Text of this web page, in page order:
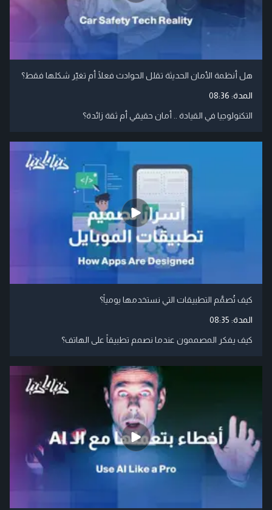
هل أنظمة الأمان الحديثة تقلل الحوادث فعلًا أم تغيّر شكلها فقط؟
المدة: 08:36
التكنولوجيا في القيادة .. أمان حقيقي أم ثقة زائدة؟
كيف تُصمَّم التطبيقات التي نستخدمها يومياً؟
المدة: 08:35
كيف يفكر المصممون عندما نصمم تطبيقاً على الهاتف؟